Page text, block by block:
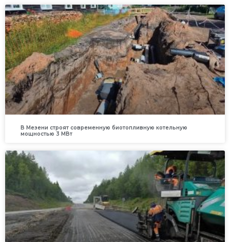
В Мезени строят современную биотопливную котельную
мощностью 3 МВт